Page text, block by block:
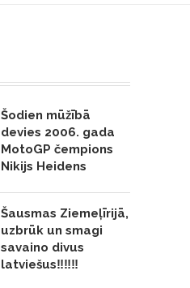
Šodien mūžībā
devies 2006. gada
MotoGP čempions
Nikijs Heidens
Šausmas Ziemeļīrijā,
uzbrūk un smagi
savaino divus
latviešus‼️‼️‼️